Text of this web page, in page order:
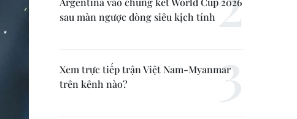
sau màn ngược dòng siêu kịch tính
Xem trực tiếp trận Việt Nam-Myanmar
trên kênh nào?